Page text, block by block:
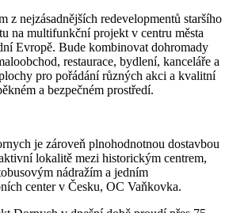
z nejzásadnějších redevelopmentů staršího
na multifunkční projekt v centru města
Evropě. Bude kombinovat dohromady
restaurace, bydlení, kanceláře a
pro pořádání různých akci a kvalitní
a bezpečném prostředí.
je zároveň plnohodnotnou dostavbou
lokalitě mezi historickým centrem,
nádražím a jedním
center v Česku, OC Vaňkovka.